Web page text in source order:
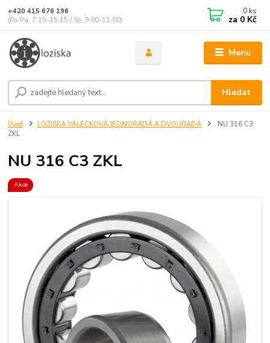
Menu
Hledat
+420 415 676 196
(Po-Pá, 7:15-15:15 / So, 9:00-11:00)
0 ks
za 0 Kč
Úvod LOŽISKA VÁLEČKOVÁ JEDNOŘADÁ A DVOUŘADÁ
NU 316 C3
ZKL
NU 316 C3 ZKL
Akce